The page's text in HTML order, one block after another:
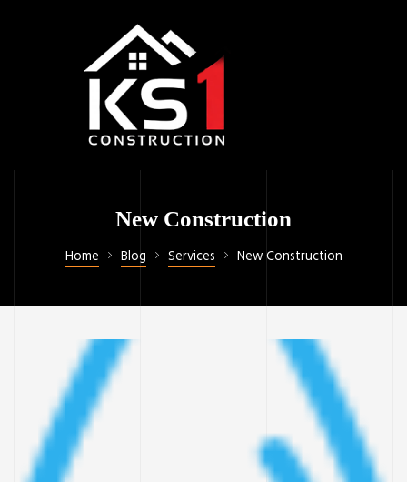
New Construction
Home Blog Services New Construction